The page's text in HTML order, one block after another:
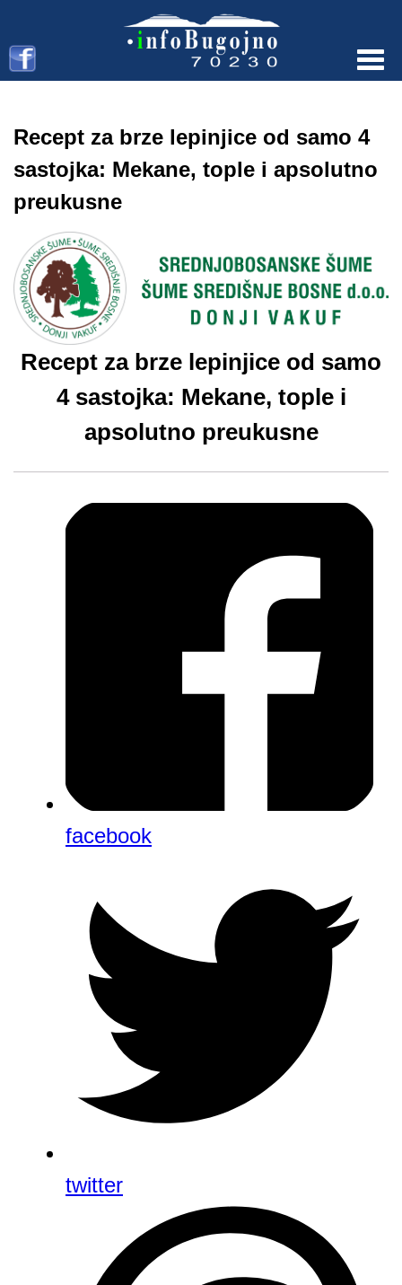
Recept za brze lepinjice od samo 4
sastojka: Mekane, tople i apsolutno
preukusne
Recept za brze lepinjice od samo
4 sastojka: Mekane, tople i
apsolutno preukusne
facebook
twitter